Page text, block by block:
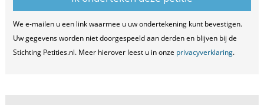
We e-mailen u een link waarmee u uw ondertekening kunt bevestigen.
Uw gegevens worden niet doorgespeeld aan derden en blijven bij de
Stichting Petities.nl. Meer hierover leest u in onze privacyverklaring.